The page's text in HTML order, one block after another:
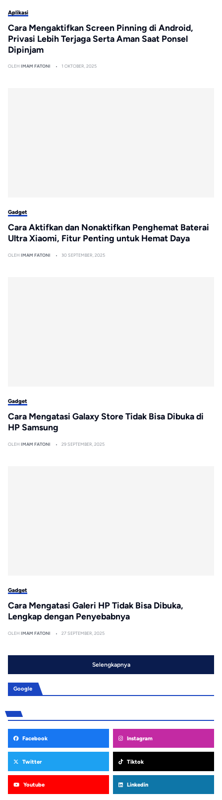
Aplikasi
Cara Mengaktifkan Screen Pinning di Android,
Privasi Lebih Terjaga Serta Aman Saat Ponsel
Dipinjam
OLEH IMAM FATONI 1 OKTOBER, 2025
Gadget
Cara Aktifkan dan Nonaktifkan Penghemat Baterai
Ultra Xiaomi, Fitur Penting untuk Hemat Daya
OLEH IMAM FATONI 30 SEPTEMBER, 2025
Gadget
Cara Mengatasi Galaxy Store Tidak Bisa Dibuka di
HP Samsung
OLEH IMAM FATONI 29 SEPTEMBER, 2025
Gadget
Cara Mengatasi Galeri HP Tidak Bisa Dibuka,
Lengkap dengan Penyebabnya
OLEH IMAM FATONI 27 SEPTEMBER, 2025
Selengkapnya
Google
Facebook Instagram
Twitter Tiktok
Youtube Linkedin